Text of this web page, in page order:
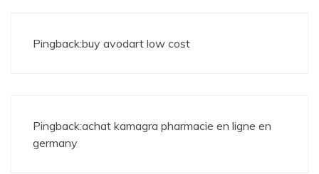
Pingback:buy avodart low cost
Pingback:achat kamagra pharmacie en ligne en
germany